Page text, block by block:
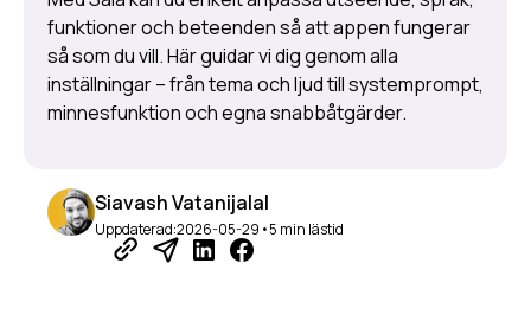
Webbsökning
Dokument och filer
Spara och dela promptar
Arbetsytan
Minnesfunktionen
Bildgenerering
funktioner och beteenden så att appen fungerar
så som du vill. Här guidar vi dig genom alla
inställningar – från tema och ljud till systemprompt,
minnesfunktion och egna snabbåtgärder.
Siavash Vatanijalal
Uppdaterad:2026-05-29 •5 min lästid